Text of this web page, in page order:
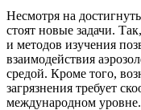
Несмотря на
стоят новые задачи.
и методов изучения
взаимодействия
средой. Кроме того,
загрязнения требует
международном уровне.